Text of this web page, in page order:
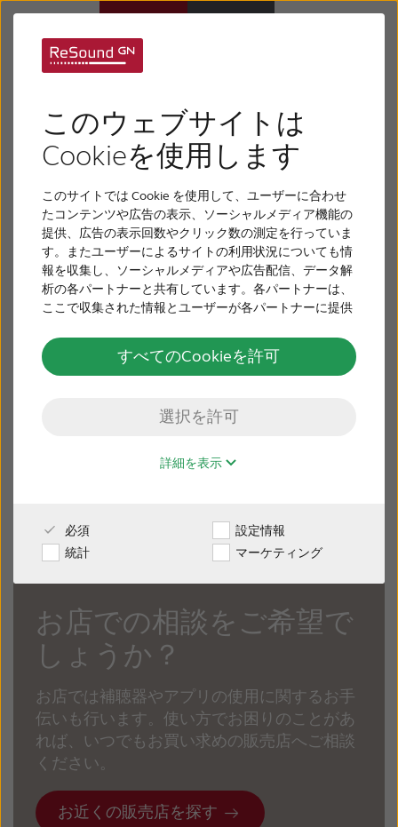
このウェブサイトは
Cookieを使用します
このサイトでは Cookie を使用して、ユーザーに合わせ
たコンテンツや広告の表示、ソーシャルメディア機能の
提供、広告の表示回数やクリック数の測定を行っていま
す。またユーザーによるサイトの利用状況についても情
報を収集し、ソーシャルメディアや広告配信、データ解
析の各パートナーと共有しています。各パートナーは、
ここで収集された情報とユーザーが各パートナーに提供
用したときに収集した他の情報を組み合わせて使用する
ことがあります。
選択を許可
すべてのCookieを許可
詳細を表示
必須
設定情報
統計
マーケティング
難聴について
リサウンドについて
サポート
採用情報
お問い合わせ
Australia Brasil
China Danmark
Deutschland
France India
International Italia
Kazakhstan
Latinoamérica Netherlands
セサリーのサポート
リサウンドワイヤレスアクセサリーのペアリング方
法と使い方
アクセサリーを選択してください：
マルチマイク
お店での相談をご希望で
しょうか？
お店では補聴器やアプリの使用に関するお手
伝いも行います。使い方でお困りのことがあ
れば、いつでもお買い求めの販売店へご相談
ください。
お近くの販売店を探す